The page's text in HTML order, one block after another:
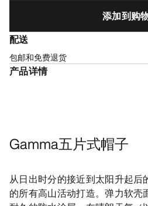
添加到购
配送
包邮和免费退货
产品详情
Gamma五片式帽子
从日出时分的接近到太阳升起后
的所有高山活动打造。弹力软